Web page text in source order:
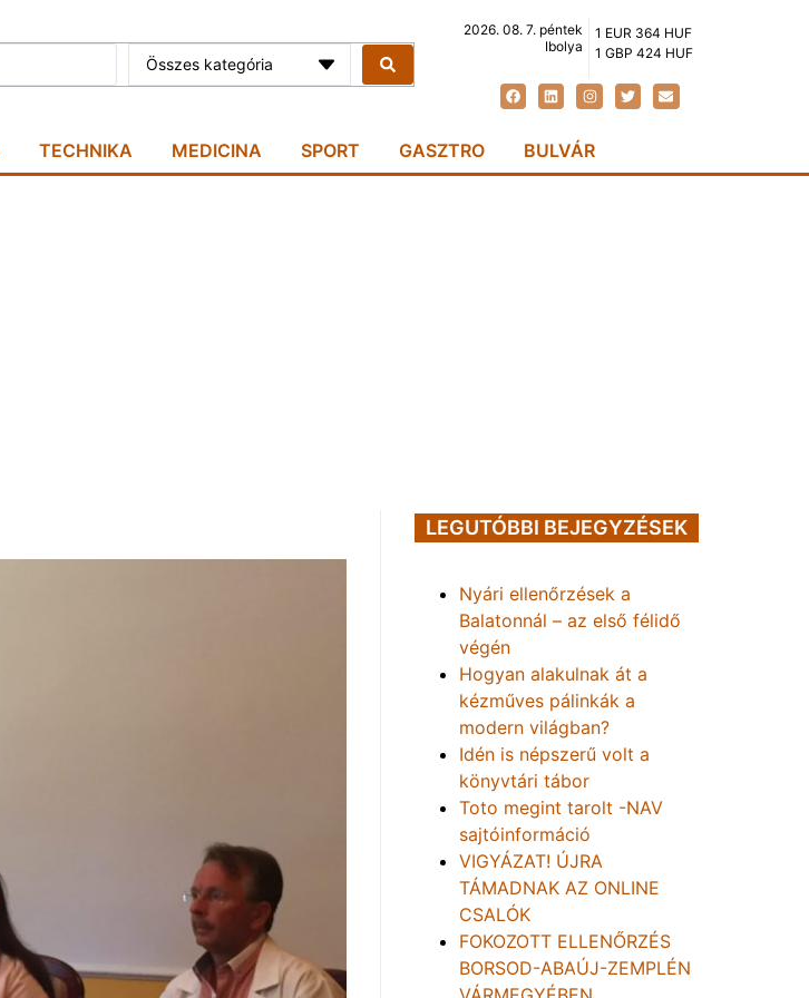
Összes kategória
2026. 08. 7. péntek
Ibolya
1 EUR 364 HUF
1 GBP 424 HUF
TECHNIKA MEDICINA SPORT GASZTRO BULVÁR
LEGUTÓBBI BEJEGYZÉSEK
Nyári ellenőrzések a
Balatonnál – az első félidő
végén
Hogyan alakulnak át a
kézműves pálinkák a
modern világban?
Idén is népszerű volt a
könyvtári tábor
Toto megint tarolt -NAV
sajtóinformáció
VIGYÁZAT! ÚJRA
TÁMADNAK AZ ONLINE
CSALÓK
FOKOZOTT ELLENŐRZÉS
BORSOD-ABAÚJ-ZEMPLÉN